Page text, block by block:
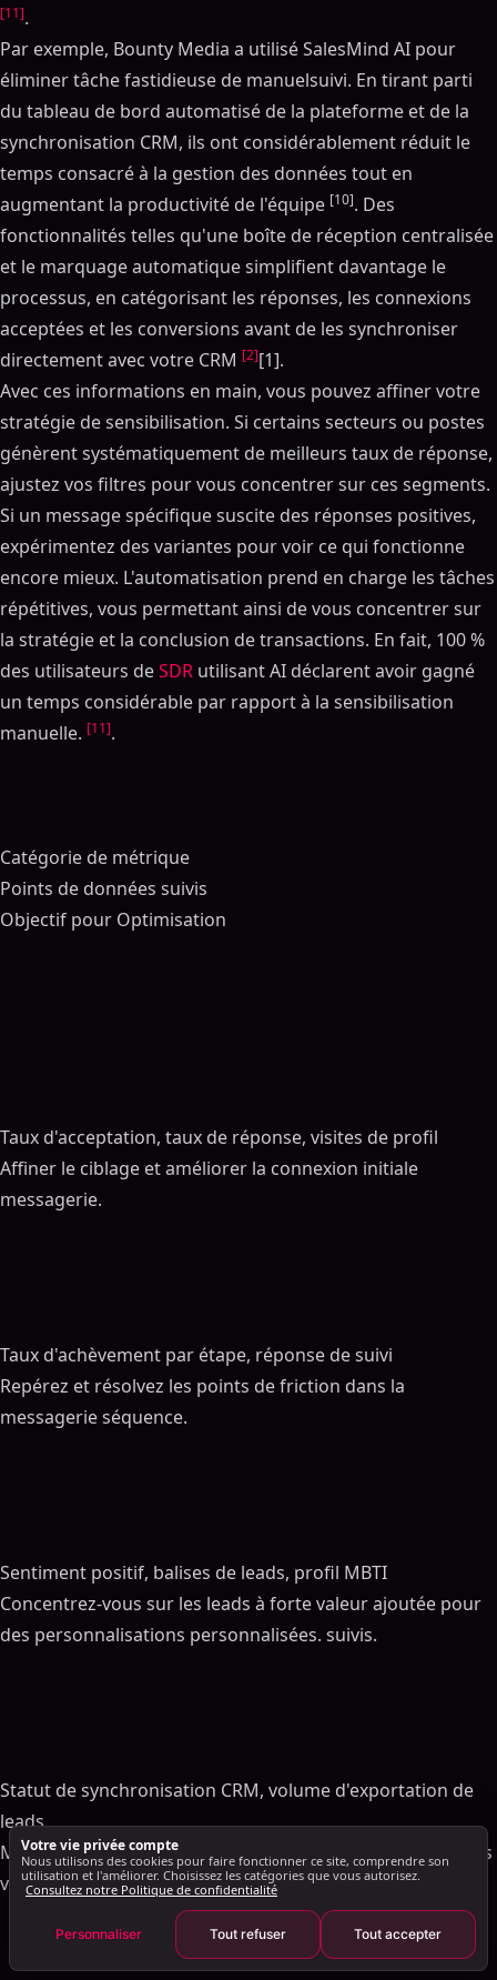
votre liste de prospects
Identifier votre ICP
Préparer et importer des listes de prospects
Connexion de LinkedIn avec SalesMind AI
Étape 3 : Segmenter Leads et personnalisez vos
messages
Utiliser Lead Notation pour la qualification
Étape 5 : surveiller les performances, synchroniser
avec CRM et optimiser Workflows
Comment SalesMind AI protège-t-il votre compte
Quoi Quels sont les avantages d'utiliser AI pour
personnaliser et rationaliser la sensibilisation de
LinkedIn ?
Comment puis-je surveiller et améliorer les
résultats de mes campagnes de génération de
leads LinkedIn ?
[11].
Par exemple, Bounty Media a utilisé SalesMind AI pour
éliminer tâche fastidieuse de manuelsuivi. En tirant parti
du tableau de bord automatisé de la plateforme et de la
synchronisation CRM, ils ont considérablement réduit le
temps consacré à la gestion des données tout en
augmentant la productivité de l'équipe [10]. Des
fonctionnalités telles qu'une boîte de réception centralisée
et le marquage automatique simplifient davantage le
processus, en catégorisant les réponses, les connexions
acceptées et les conversions avant de les synchroniser
directement avec votre CRM [2][1].
Avec ces informations en main, vous pouvez affiner votre
stratégie de sensibilisation. Si certains secteurs ou postes
génèrent systématiquement de meilleurs taux de réponse,
ajustez vos filtres pour vous concentrer sur ces segments.
Si un message spécifique suscite des réponses positives,
expérimentez des variantes pour voir ce qui fonctionne
encore mieux. L'automatisation prend en charge les tâches
répétitives, vous permettant ainsi de vous concentrer sur
la stratégie et la conclusion de transactions. En fait, 100 %
des utilisateurs deSDR utilisant AI déclarent avoir gagné
un temps considérable par rapport à la sensibilisation
manuelle. [11].
Catégorie de métrique
Points de données suivis
Objectif pour Optimisation
Taux d'acceptation, taux de réponse, visites de profil
Affiner le ciblage et améliorer la connexion initiale
messagerie.
Taux d'achèvement par étape, réponse de suivi
Repérez et résolvez les points de friction dans la
messagerie séquence.
Sentiment positif, balises de leads, profil MBTI
Concentrez-vous sur les leads à forte valeur ajoutée pour
des personnalisations personnalisées. suivis.
Statut de synchronisation CRM, volume d'exportation de
leads
Maintenir des données cohérentes pour l'ensemble de vos
ventes outils.
Votre vie privée compte
Nous utilisons des cookies pour faire fonctionner ce site, comprendre son
utilisation et l'améliorer. Choisissez les catégories que vous autorisez.
Consultez notre Politique de confidentialité
Personnaliser Tout refuser Tout accepter